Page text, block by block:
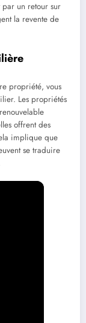
un retour sur
la revente de
propriété, vous
Les propriétés
offrent des
implique que
se traduire